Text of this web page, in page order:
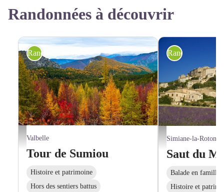
Randonnées à découvrir
Montagne de Sumiou - ©AD04-FIB
Randonnée pédestre
Valbelle
Tour de Sumiou
Histoire et patrimoine
Hors des sentiers battus
Simiane-la-Rotonde -
Randonnée
Simiane-la-Rotonde
Saut du
Balade en famille
Histoire et